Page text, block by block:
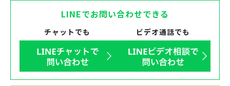
LINEでお問い合わせできる
チャットでも ビデオ通話でも